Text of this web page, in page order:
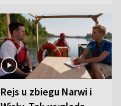
Rejs u zbiegu Narwi i